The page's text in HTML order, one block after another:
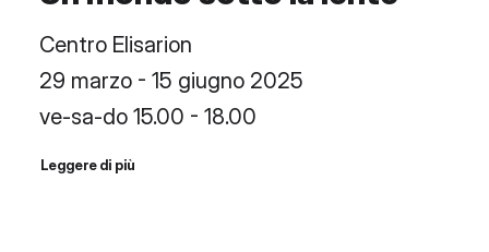
Centro Elisarion
29 marzo - 15 giugno 2025
ve-sa-do 15.00 - 18.00
Leggere di più